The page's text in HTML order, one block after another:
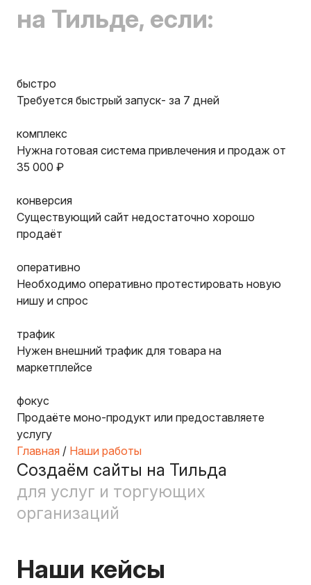
на Тильде, если:
быстро
Требуется быстрый запуск- за 7 дней
комплекс
Нужна готовая система привлечения и продаж от
35 000 ₽
конверсия
Существующий сайт недостаточно хорошо
продаёт
оперативно
Необходимо оперативно протестировать новую
нишу и спрос
трафик
Нужен внешний трафик для товара на
маркетплейсе
фокус
Продаёте моно-продукт или предоставляете
услугу
Главная / Наши работы
Создаём сайты на Тильда
для услуг и торгующих
организаций
Наши кейсы